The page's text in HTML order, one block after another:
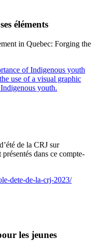
éléments
in Quebec: Forging the
of Indigenous youth
use of a visual graphic
youth.
de la CRJ sur
dans ce compte-
dete-de-la-crj-2023/
les jeunes